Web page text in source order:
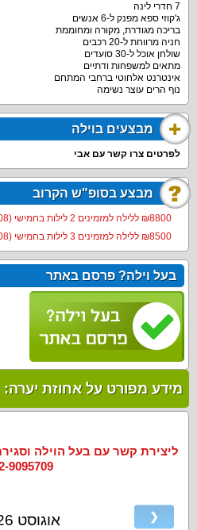
7 חדרי לינה
ג'קוזי ספא מפנק ל-6 אנשים
בריכה מגודרת, מקורה ומחוממת
חניה מרווחת ל-20 רכבים
שולחן אוכל ל-30 סועדים
מתאים למשפחות ודתיים
אינטרנט אלחוטי ברחבי המתחם
נוף הרים עוצר נשימה
מבצעים בוילה
לפרטים צרו קשר עם אבי
מבצע בסופ"ש הקרוב
8800‏₪ ללילה למזמינים 2 לילות בחמישי (13.08) עד 25 אורחים
8500‏₪ ללילה למזמינים 3 לילות בחמישי (13.08) עד 25 אורחים
בעל וילה? פרסם באתר
מידע מפורט על אחוזת יערה:
ליצירת קשר עם בעל הוילה
9095709
אוגוסט 2026 ❮